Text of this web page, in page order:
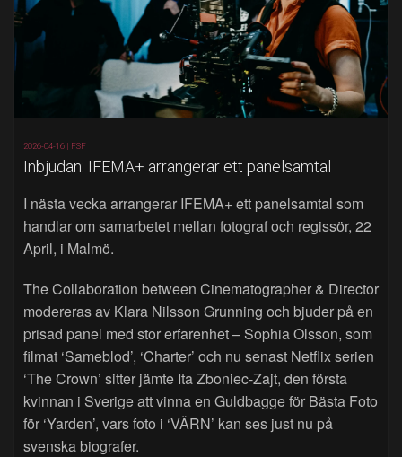
2026-04-16 | FSF
Inbjudan: IFEMA+ arrangerar ett panelsamtal
I nästa vecka arrangerar IFEMA+ ett panelsamtal som
handlar om samarbetet mellan fotograf och regissör, 22
April, i Malmö.
The Collaboration between Cinematographer & Director
modereras av Klara Nilsson Grunning och bjuder på en
prisad panel med stor erfarenhet – Sophia Olsson, som
filmat ‘Sameblod’, ‘Charter’ och nu senast Netflix serien
‘The Crown’ sitter jämte Ita Zboniec-Zajt, den första
kvinnan i Sverige att vinna en Guldbagge för Bästa Foto
för ‘Yarden’, vars foto i ‘VÄRN’ kan ses just nu på
svenska biografer.